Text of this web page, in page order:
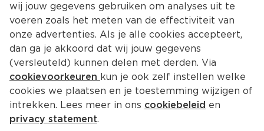
wij jouw gegevens gebruiken om analyses uit te
voeren zoals het meten van de effectiviteit van
onze advertenties. Als je alle cookies accepteert,
dan ga je akkoord dat wij jouw gegevens
(versleuteld) kunnen delen met derden. Via
cookievoorkeuren kun je ook zelf instellen welke
cookies we plaatsen en je toestemming wijzigen of
intrekken. Lees meer in ons cookiebeleid en
privacy statement.